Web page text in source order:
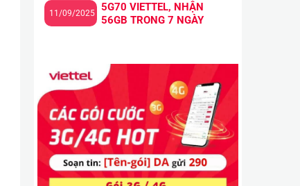
5G70 VIETTEL, NHẬN
56GB TRONG 7 NGÀY
11/09/2025